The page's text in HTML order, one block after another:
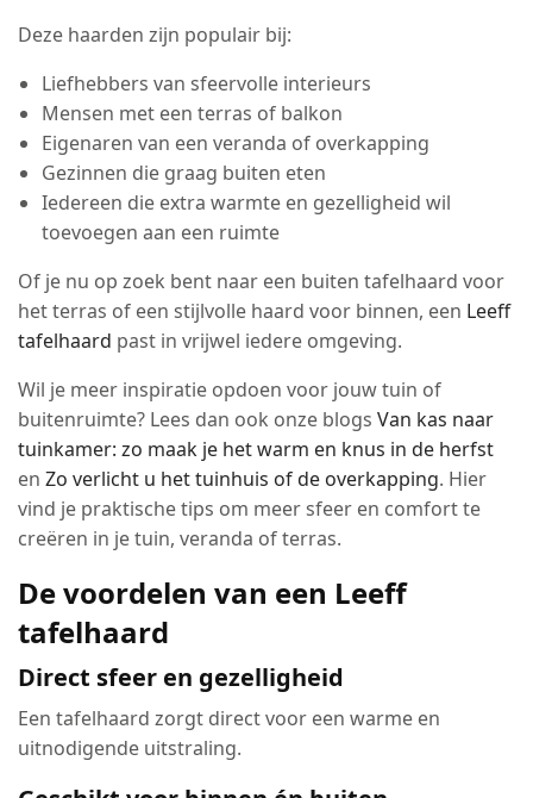
Deze haarden zijn populair bij:
Liefhebbers van sfeervolle interieurs
Mensen met een terras of balkon
Eigenaren van een veranda of overkapping
Gezinnen die graag buiten eten
Iedereen die extra warmte en gezelligheid wil
toevoegen aan een ruimte
Of je nu op zoek bent naar een buiten tafelhaard voor
het terras of een stijlvolle haard voor binnen, een Leeff
tafelhaard past in vrijwel iedere omgeving.
Wil je meer inspiratie opdoen voor jouw tuin of
buitenruimte? Lees dan ook onze blogsVan kas naar
tuinkamer: zo maak je het warm en knus in de herfst
enZo verlicht u het tuinhuis of de overkapping. Hier
vind je praktische tips om meer sfeer en comfort te
creëren in je tuin, veranda of terras.
De voordelen van een Leeff
tafelhaard
Direct sfeer en gezelligheid
Een tafelhaard zorgt direct voor een warme en
uitnodigende uitstraling.